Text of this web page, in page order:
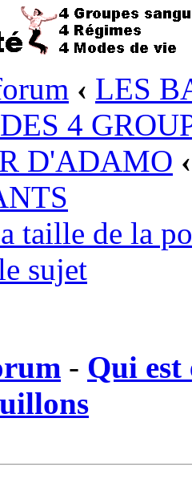
‹ LES
4
D'ADAMO ‹
taille de la
sujet
- Qui est